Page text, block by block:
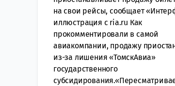
на свои рейсы, сообщает
иллюстрация с ria.ru Как
прокомментировали в самой
авиакомпании, продажу
из-за лишения «ТомскАвиа»
государственного